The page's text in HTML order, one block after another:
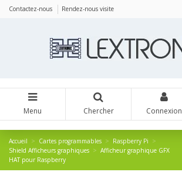
Contactez-nous Rendez-nous visite
Menu Chercher Connexion
Accueil Cartes programmables
Raspberry Pi
Shield Afficheurs graphiques
Afficheur graphique GFX
HAT pour Raspberry
Panneau de gestion des cookies